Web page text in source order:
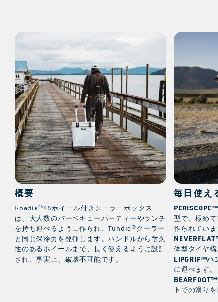
概要
Roadie®48ホイール付きクーラーボックス
は、大人数のバーベキューパーティーやランチ
を持ち運べるように作られ、Tundra®クーラー
と同じ保冷力を発揮します。ハンドルから耐久
性のあるホイールまで、長く使えるように設計
され、事実上、破壊不可能です。
毎日使え
型で、極め
作られてい
体型タイヤ
LIPGRIP™ハ
に運べます。
トでの滑り